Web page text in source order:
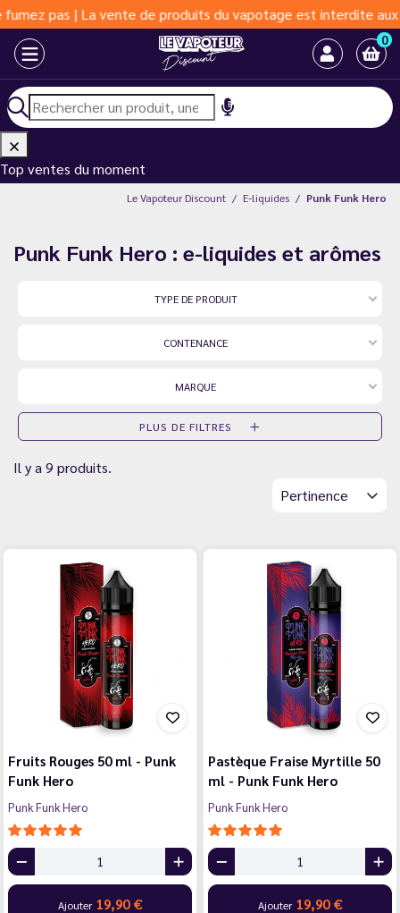
| La vente de produits du vapotage est interdite aux moins
0
Top ventes du moment
Le Vapoteur Discount E-liquides Punk Funk Hero
Punk Funk Hero : e-liquides et arômes
TYPE DE PRODUIT
CONTENANCE
MARQUE
PLUS DE FILTRES
Il y a 9 produits.
Pertinence
Fruits Rouges 50 ml - Punk
Funk Hero
Punk Funk Hero
Ajouter 19,90 €
Pastèque Fraise Myrtille 50
ml - Punk Funk Hero
Punk Funk Hero
Ajouter 19,90 €